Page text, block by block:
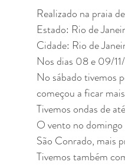
Realizado na praia
Estado: Rio de
Cidade: Rio de
Nos dias 08 e 09/
No sábado tivemos
começou a ficar
Tivemos ondas de
O vento no
São Conrado, mais
Tivemos também